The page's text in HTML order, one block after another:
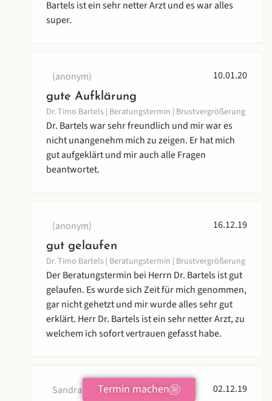
Bartels ist ein sehr netter Arzt und es war alles
super.
(anonym) 10.01.20
gute Aufklärung
Dr. Timo Bartels | Beratungstermin | Brustvergrößerung
Dr. Bartels war sehr freundlich und mir war es
nicht unangenehm mich zu zeigen. Er hat mich
gut aufgeklärt und mir auch alle Fragen
beantwortet.
(anonym) 16.12.19
gut gelaufen
Dr. Timo Bartels | Beratungstermin | Brustvergrößerung
Der Beratungstermin bei Herrn Dr. Bartels ist gut
gelaufen. Es wurde sich Zeit für mich genommen,
gar nicht gehetzt und mir wurde alles sehr gut
erklärt. Herr Dr. Bartels ist ein sehr netter Arzt, zu
welchem ich sofort vertrauen gefasst habe.
Sandra T. 02.12.19
Termin machen